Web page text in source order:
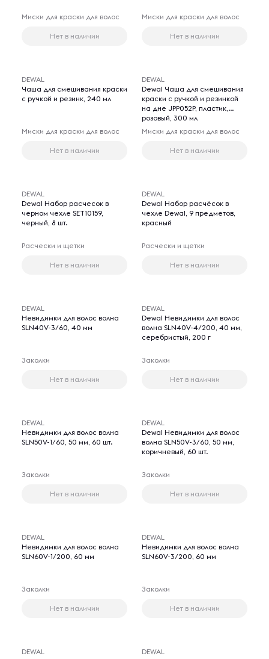
Миски для краски для волос
Нет в наличии
Миски для краски для волос
Нет в наличии
DEWAL
Чаша для смешивания краски
с ручкой и резинк, 240 мл
Миски для краски для волос
Нет в наличии
DEWAL
Dewal Чаша для смешивания
краски с ручкой и резинкой
на дне JPP052P, пластик,
розовый, 300 мл
Миски для краски для волос
Нет в наличии
DEWAL
Dewal Набор расчесок в
черном чехле SET10159,
черный, 8 шт.
Расчески и щетки
Нет в наличии
DEWAL
Dewal Набор расчёсок в
чехле Dewal, 9 предметов,
красный
Расчески и щетки
Нет в наличии
DEWAL
Невидимки для волос волна
SLN40V-3/60, 40 мм
Заколки
Нет в наличии
DEWAL
Dewal Невидимки для волос
волна SLN40V-4/200, 40 мм,
серебристый, 200 г
Заколки
Нет в наличии
DEWAL
Невидимки для волос волна
SLN50V-1/60, 50 мм, 60 шт.
Заколки
Нет в наличии
DEWAL
Dewal Невидимки для волос
волна SLN50V-3/60, 50 мм,
коричневый, 60 шт.
Заколки
Нет в наличии
DEWAL
Невидимки для волос волна
SLN60V-1/200, 60 мм
Заколки
Нет в наличии
DEWAL
Невидимки для волос волна
SLN60V-3/200, 60 мм
Заколки
Нет в наличии
DEWAL
DEWAL